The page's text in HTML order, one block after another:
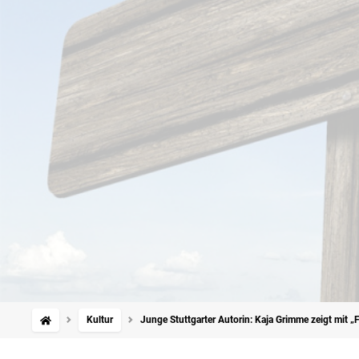
Kultur Junge Stuttgarter Autorin: Kaja Grimme zeigt mit